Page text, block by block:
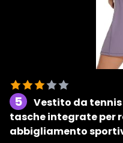
5
Vestito da tennis
tasche integrate per
abbigliamento